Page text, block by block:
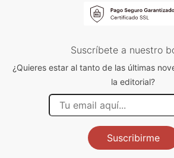
Suscríbete a nuestro
¿Quieres estar al tanto de las últimas
la editorial?
Suscribirme